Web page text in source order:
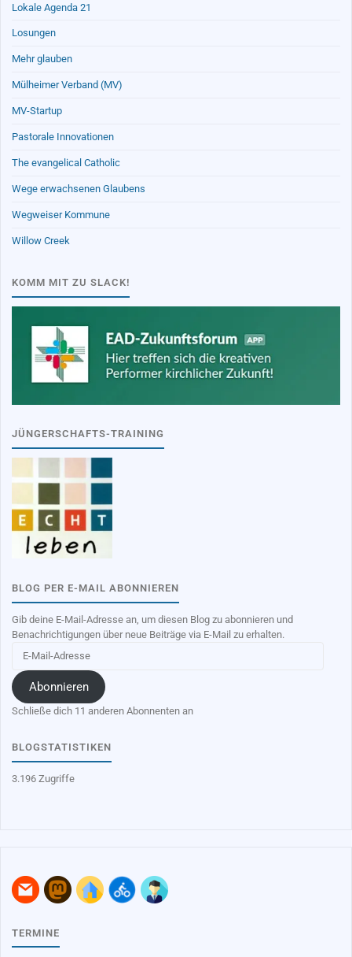
Lokale Agenda 21
Losungen
Mehr glauben
Mülheimer Verband (MV)
MV-Startup
Pastorale Innovationen
The evangelical Catholic
Wege erwachsenen Glaubens
Wegweiser Kommune
Willow Creek
KOMM MIT ZU SLACK!
JÜNGERSCHAFTS-TRAINING
BLOG PER E-MAIL ABONNIEREN
Gib deine E-Mail-Adresse an, um diesen Blog zu abonnieren und
Benachrichtigungen über neue Beiträge via E-Mail zu erhalten.
Adresse
Abonnieren
Schließe dich 11 anderen Abonnenten an
BLOGSTATISTIKEN
3.196 Zugriffe
TERMINE